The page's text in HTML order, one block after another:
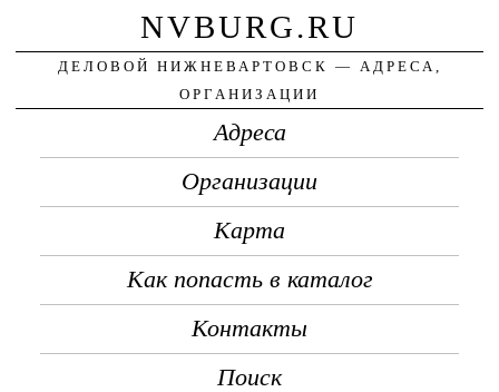
NVBURG.RU
ДЕЛОВОЙ НИЖНЕВАРТОВСК — АДРЕСА,
ОРГАНИЗАЦИИ
Адреса
Организации
Карта
Как попасть в каталог
Контакты
Поиск